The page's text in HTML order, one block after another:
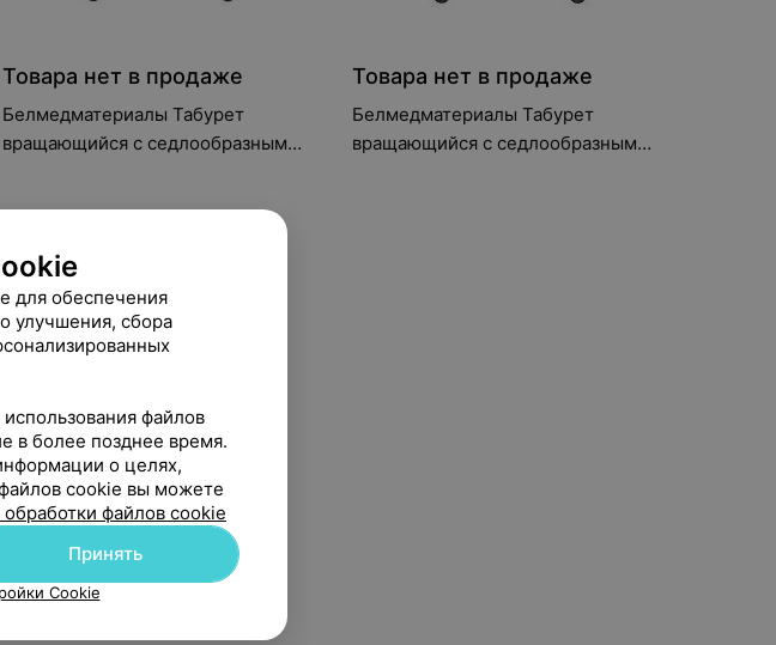
Товара нет в продаже
Белмедматериалы Табурет
вращающийся с седлообразным
Товара нет в продаже
Белмедматериалы Табурет
вращающийся с седлообразным
для обеспечения
улучшения, сбора
файлов
в более позднее время.
о целях,
cookie вы можете
файлов cookie
Принять
Cookie